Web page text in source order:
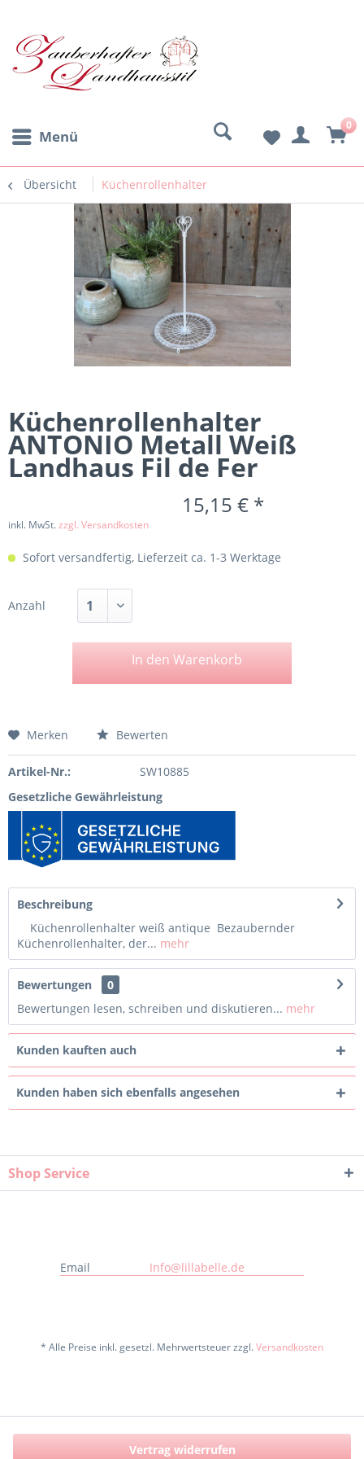
Menü
0
Übersicht Küchenrollenhalter
Küchenrollenhalter
ANTONIO Metall Weiß
Landhaus Fil de Fer
15,15 € *
inkl. MwSt.zzgl. Versandkosten
Sofort versandfertig, Lieferzeit ca. 1-3 Werktage
Anzahl
In den Warenkorb
Merken Bewerten
Artikel-Nr.:
SW10885
Gesetzliche Gewährleistung
Beschreibung
Küchenrollenhalter weiß antique Bezaubernder
Küchenrollenhalter, der... mehr
Bewertungen
0
Bewertungen lesen, schreiben und diskutieren... mehr
Kunden kauften auch
Kunden haben sich ebenfalls angesehen
Shop Service
Email Info@lillabelle.de
* Alle Preise inkl. gesetzl. Mehrwertsteuer zzgl.Versandkosten
Vertrag widerrufen